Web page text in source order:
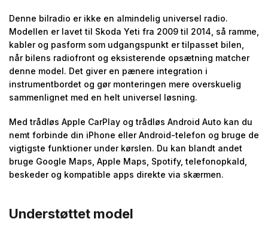
Denne bilradio er ikke en almindelig universel radio.
Modellen er lavet til Skoda Yeti fra 2009 til 2014, så ramme,
kabler og pasform som udgangspunkt er tilpasset bilen,
når bilens radiofront og eksisterende opsætning matcher
denne model. Det giver en pænere integration i
instrumentbordet og gør monteringen mere overskuelig
sammenlignet med en helt universel løsning.
Med trådløs Apple CarPlay og trådløs Android Auto kan du
nemt forbinde din iPhone eller Android-telefon og bruge de
vigtigste funktioner under kørslen. Du kan blandt andet
bruge Google Maps, Apple Maps, Spotify, telefonopkald,
beskeder og kompatible apps direkte via skærmen.
Understøttet model